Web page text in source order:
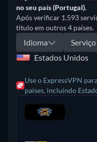
no seu país (Portugal).
Após verificar 1.593
título em outros 4 países.
Idioma
Estados Unidos
Use o ExpressVPN
países, incluindo